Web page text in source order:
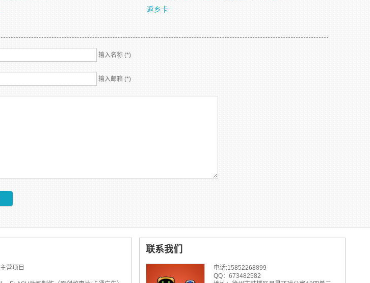
返乡卡
输入名称 (*)
输入邮箱 (*)
主营项目
联系我们
电话:15852268899
QQ：673482582